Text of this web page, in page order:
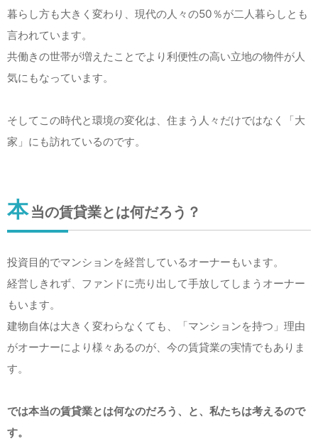
暮らし方も大きく変わり、現代の人々の50％が二人暮らしとも
言われています。
共働きの世帯が増えたことでより利便性の高い立地の物件が人
気にもなっています。
そしてこの時代と環境の変化は、住まう人々だけではなく「大
家」にも訪れているのです。
本 当の賃貸業とは何だろう？
投資目的でマンションを経営しているオーナーもいます。
経営しきれず、ファンドに売り出して手放してしまうオーナー
もいます。
建物自体は大きく変わらなくても、「マンションを持つ」理由
がオーナーにより様々あるのが、今の賃貸業の実情でもありま
す。
では本当の賃貸業とは何なのだろう、と、私たちは考えるので
す。